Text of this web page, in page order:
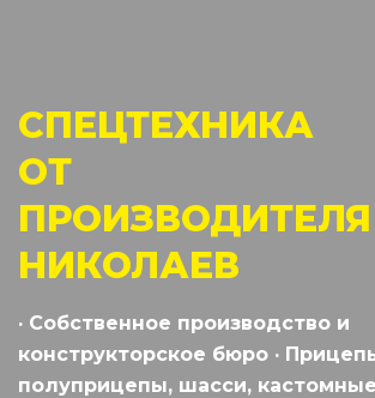
СПЕЦТЕХНИКА
ОТ
ПРОИЗВОДИТЕЛЯ
НИКОЛАЕВ
· Собственное производство и
конструкторское бюро ·
полуприцепы, шасси,